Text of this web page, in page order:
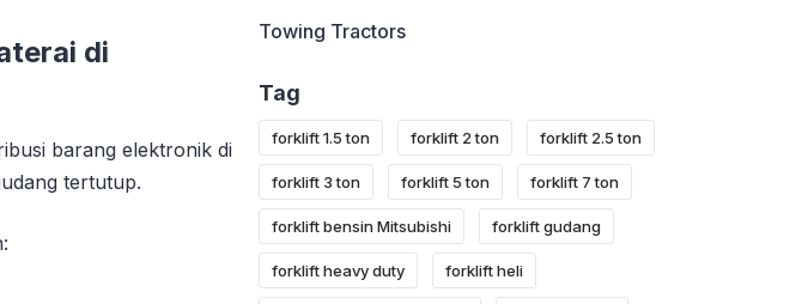
di
barang elektronik di
tertutup.
Towing Tractors
Tag
forklift 1.5 ton forklift 2 ton forklift 2.5 ton
forklift 3 ton forklift 5 ton forklift 7 ton
forklift bensin Mitsubishi forklift gudang
forklift heavy duty forklift heli